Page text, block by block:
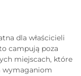
dla właścicieli
campują poza
miejscach, które
wymaganiom